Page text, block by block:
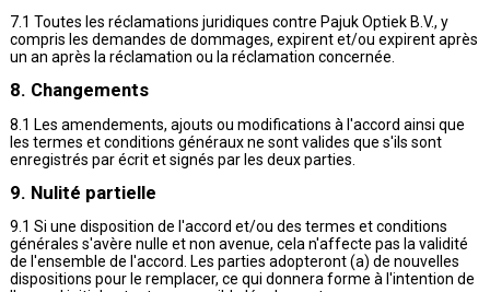
7.1 Toutes les réclamations juridiques contre Pajuk Optiek B.V., y
compris les demandes de dommages, expirent et/ou expirent après
un an après la réclamation ou la réclamation concernée.
8. Changements
8.1 Les amendements, ajouts ou modifications à l'accord ainsi que
les termes et conditions généraux ne sont valides que s'ils sont
enregistrés par écrit et signés par les deux parties.
9. Nulité partielle
9.1 Si une disposition de l'accord et/ou des termes et conditions
générales s'avère nulle et non avenue, cela n'affecte pas la validité
de l'ensemble de l'accord. Les parties adopteront (a) de nouvelles
dispositions pour le remplacer, ce qui donnera forme à l'intention de